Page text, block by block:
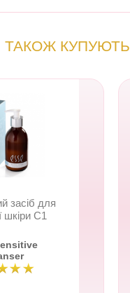
КУПУЮТЬ
засіб для
шкіри C1